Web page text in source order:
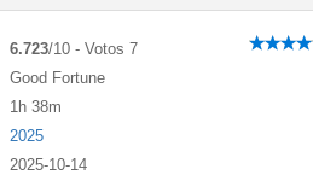
6.723/10 - Votos 7
Good Fortune
1h 38m
2025
2025-10-14